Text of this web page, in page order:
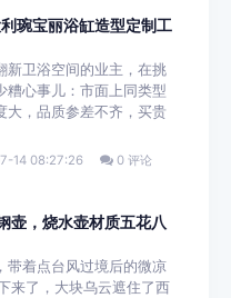
琬宝丽浴缸造型定制工
新卫浴空间的业主，在挑
糟心事儿：市面上同类型
大，品质参差不齐，买贵
14 08:27:26
0 评论
壶，烧水壶材质五花八
带着点台风过境后的微凉
来了，大块乌云遮住了西